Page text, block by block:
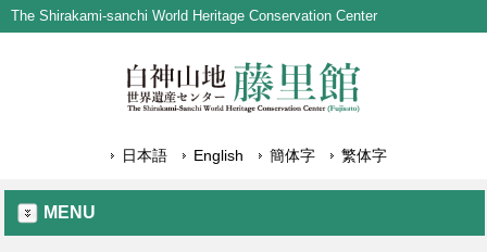
The Shirakami-sanchi World Heritage Conservation Center
日本語 English 簡体字 繁体字
MENU